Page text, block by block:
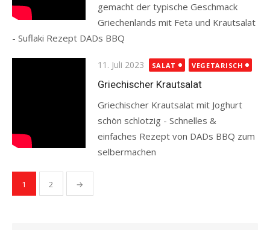
gemacht der typische Geschmack
Griechenlands mit Feta und Krautsalat
- Suflaki Rezept DADs BBQ
Posted
on
11. Juli 2023 SALAT VEGETARISCH
Griechischer Krautsalat
Griechischer Krautsalat mit Joghurt
schön schlotzig - Schnelles &
einfaches Rezept von DADs BBQ zum
selbermachen
Seitennummerierung
der
1 2 →